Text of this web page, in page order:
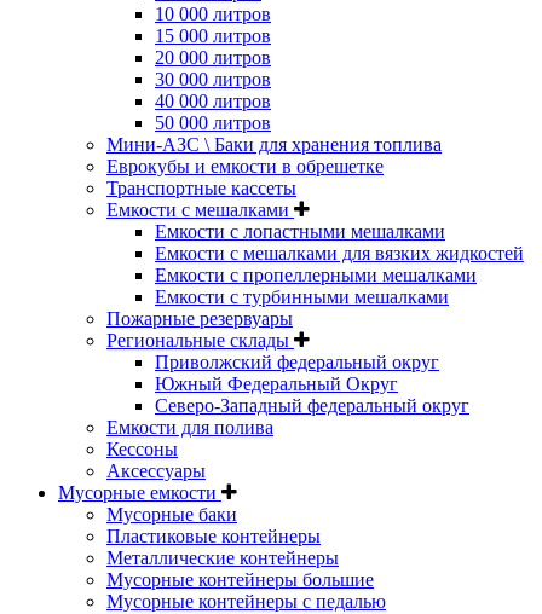
10 000 литров
15 000 литров
20 000 литров
30 000 литров
40 000 литров
50 000 литров
Мини-АЗС \ Баки для хранения топлива
Еврокубы и емкости в обрешетке
Транспортные кассеты
Емкости с мешалками
Емкости с лопастными мешалками
Емкости с мешалками для вязких жидкостей
Емкости с пропеллерными мешалками
Емкости с турбинными мешалками
Пожарные резервуары
Региональные склады
Приволжский федеральный округ
Южный Федеральный Округ
Северо-Западный федеральный округ
Емкости для полива
Кессоны
Аксессуары
Мусорные емкости
Мусорные баки
Пластиковые контейнеры
Металлические контейнеры
Мусорные контейнеры большие
Мусорные контейнеры с педалью